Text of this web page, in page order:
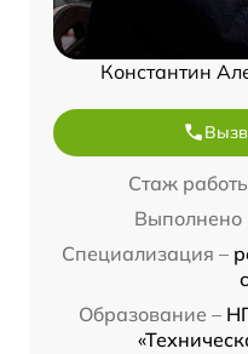
Константин
Стаж
Выполнено
Специализация –
Образование –